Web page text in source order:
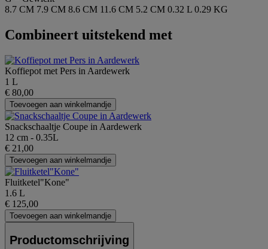
8.7 CM 7.9 CM 8.6 CM 11.6 CM 5.2 CM 0.32 L 0.29 KG
Combineert uitstekend met
Koffiepot met Pers in Aardewerk
1 L
€ 80,00
Toevoegen aan winkelmandje
Snackschaaltje Coupe in Aardewerk
12 cm - 0.35L
€ 21,00
Toevoegen aan winkelmandje
Fluitketel"Kone"
1.6 L
€ 125,00
Toevoegen aan winkelmandje
Productomschrijving